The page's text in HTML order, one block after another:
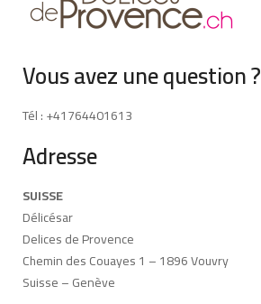
Vous avez une question ?
Tél : +41764401613
Adresse
SUISSE
Délicésar
Delices de Provence
Chemin des Couayes 1 – 1896 Vouvry
Suisse – Genève